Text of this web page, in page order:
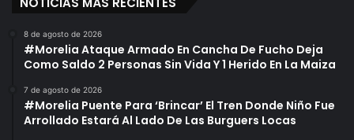
8 de agosto de 2026
#Morelia Ataque Armado En Cancha De Fucho Deja
Como Saldo 2 Personas Sin Vida Y 1 Herido En La Maiza
7 de agosto de 2026
#Morelia Puente Para ‘Brincar’ El Tren Donde Niño Fue
Arrollado Estará Al Lado De Las Burguers Locas